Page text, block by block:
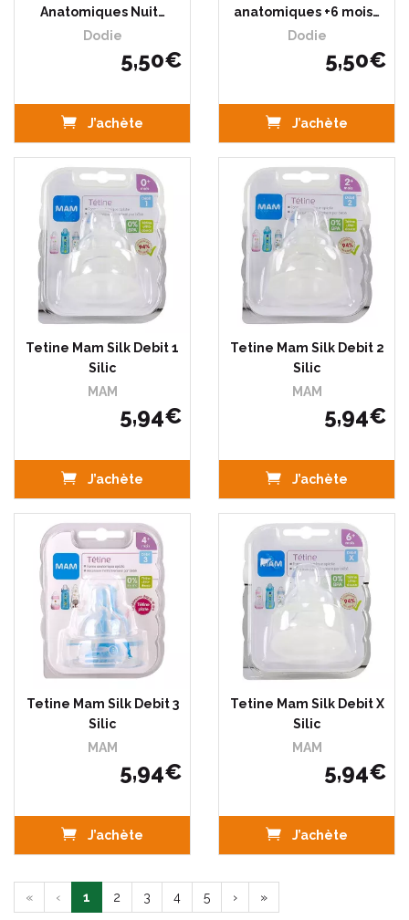
Anatomiques Nuit…
Dodie
5,50€
J’achète
anatomiques +6 mois…
Dodie
5,50€
J’achète
Tetine Mam Silk Debit 1
Silic
MAM
5,94€
J’achète
Tetine Mam Silk Debit 2
Silic
MAM
5,94€
J’achète
Tetine Mam Silk Debit 3
Silic
MAM
5,94€
J’achète
Tetine Mam Silk Debit X
Silic
MAM
5,94€
J’achète
« ‹ 1 2 3 4 5 › »